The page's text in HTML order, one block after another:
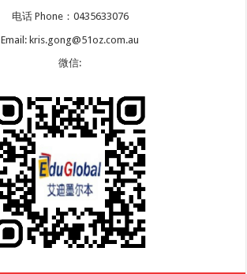
电话 Phone：0435633076
Email: kris.gong@51oz.com.au
微信: